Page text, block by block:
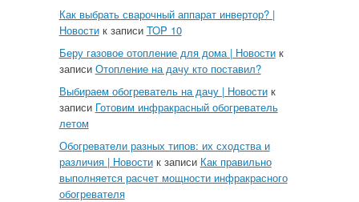
Как выбрать сварочный аппарат инвертор? |
Новостик записи TOP 10
Беру газовое отопление для дома | Новостик
записи Отопление на дачу кто поставил?
Выбираем обогреватель на дачу | Новостик
записи Готовим инфракрасный обогреватель
летом
Обогреватели разных типов: их сходства и
различия | Новостик записи Как правильно
выполняется расчет мощности инфракрасного
обогревателя